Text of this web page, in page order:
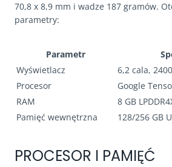
70,8 x 8,9 mm i wadze 187 gramów.
parametry:
Parametr
Wyświetlacz
6,2 cala,
Procesor
Google
RAM
8 GB
Pamięć wewnętrzna
128/256 GB
PROCESOR I PAMIĘĆ